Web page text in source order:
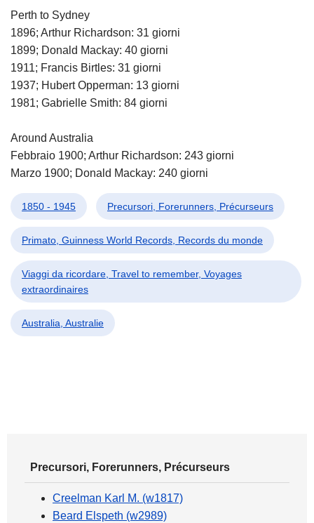
Perth to Sydney
1896; Arthur Richardson: 31 giorni
1899; Donald Mackay: 40 giorni
1911; Francis Birtles: 31 giorni
1937; Hubert Opperman: 13 giorni
1981; Gabrielle Smith: 84 giorni
Around Australia
Febbraio 1900; Arthur Richardson: 243 giorni
Marzo 1900; Donald Mackay: 240 giorni
1850 - 1945 Precursori, Forerunners, Précurseurs
Primato, Guinness World Records, Records du monde
Viaggi da ricordare, Travel to remember, Voyages
extraordinaires
Australia, Australie
Precursori, Forerunners, Précurseurs
Creelman Karl M. (w1817)
Beard Elspeth (w2989)